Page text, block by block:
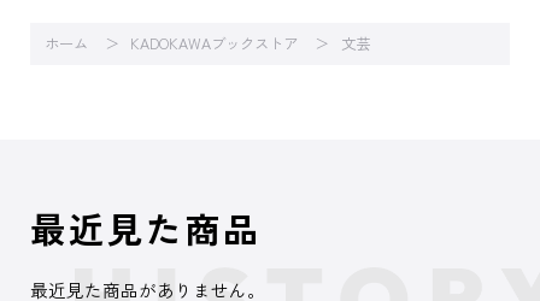
ホーム KADOKAWAブックストア 文芸
最近見た商品
最近見た商品がありません。